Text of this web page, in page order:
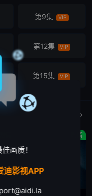
第9集 VIP
第12集 VIP
第15集 VIP
第18集
剧情
画质！
迪影视APP